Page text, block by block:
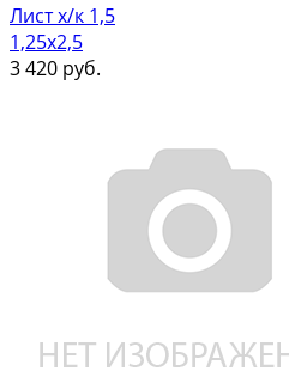
Лист х/к 1,5
1,25х2,5
3 420 руб.